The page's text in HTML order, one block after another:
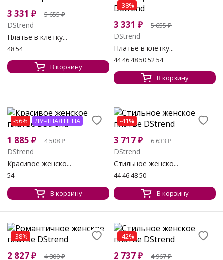
3 331 ₽ 5 655₽
DStrend
Платье в клетку...
48 54
В корзину
-38%
3 331 ₽ 5 655₽
DStrend
Платье в клетку...
44 46 48 50 52 54
В корзину
-56% ЛУЧШАЯ ЦЕНА
1 885 ₽ 4 508₽
DStrend
Красивое женско...
54
В корзину
-41%
3 717₽ 6 633₽
DStrend
Стильное женско...
44 46 48 50
В корзину
-38%
2 827₽ 4 800₽
-42%
2 737₽ 4 967₽